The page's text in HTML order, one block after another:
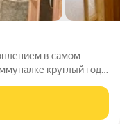
в самом
круглый год!